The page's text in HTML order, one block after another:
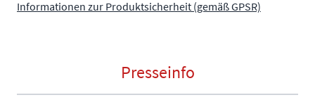
Informationen zur Produktsicherheit (gemäß GPSR)
Presseinfo